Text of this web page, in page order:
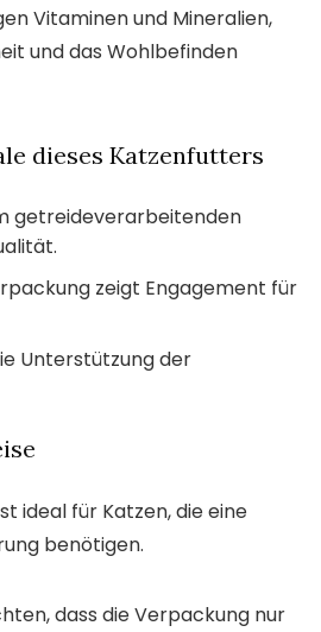
Vitaminen und Mineralien,
und das Wohlbefinden
dieses Katzenfutters
getreideverarbeitenden
zeigt Engagement für
Unterstützung der
ideal für Katzen, die eine
benötigen.
dass die Verpackung nur